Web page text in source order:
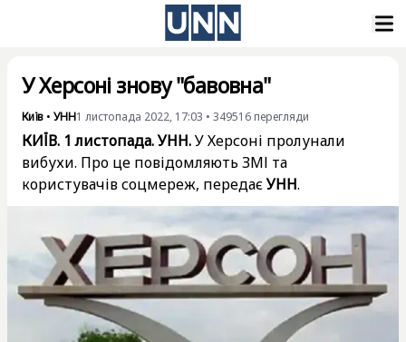
У Херсоні знову "бавовна"
Київ • УНН1 листопада 2022, 17:03 • 349516 перегляди
КИЇВ. 1 листопада. УНН.У Херсоні пролунали
вибухи. Про це повідомляють ЗМІ та
користувачів соцмереж, передаєУНН.